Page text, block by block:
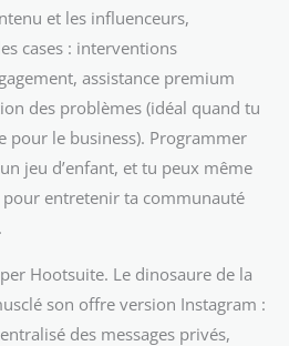
et les influenceurs,
cases : interventions
assistance premium
des problèmes (idéal quand tu
pour le business). Programmer
jeu d’enfant, et tu peux même
entretenir ta communauté
Hootsuite. Le dinosaure de la
son offre version Instagram :
des messages privés,